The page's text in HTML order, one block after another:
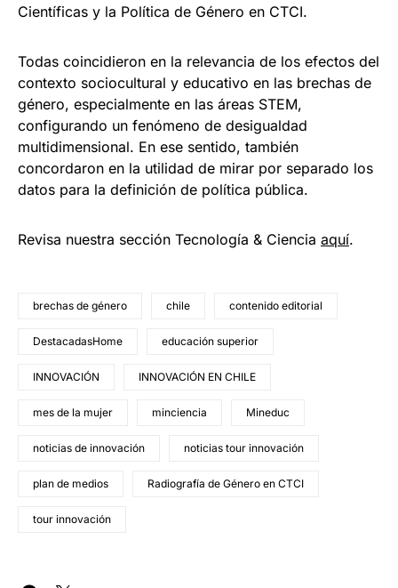
Científicas y la Política de Género en CTCI.
Todas coincidieron en la relevancia de los efectos del
contexto sociocultural y educativo en las brechas de
género, especialmente en las áreas STEM,
configurando un fenómeno de desigualdad
multidimensional. En ese sentido, también
concordaron en la utilidad de mirar por separado los
datos para la definición de política pública.
Revisa nuestra sección Tecnología & Ciencia aquí.
brechas de género chile contenido editorial
DestacadasHome educación superior
INNOVACIÓN INNOVACIÓN EN CHILE
mes de la mujer minciencia Mineduc
noticias de innovación noticias tour innovación
plan de medios Radiografía de Género en CTCI
tour innovación